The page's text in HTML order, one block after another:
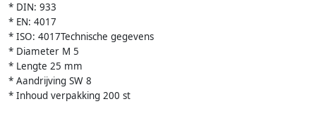
* DIN: 933
* EN: 4017
* ISO: 4017Technische gegevens
* Diameter M 5
* Lengte 25 mm
* Aandrijving SW 8
* Inhoud verpakking 200 st